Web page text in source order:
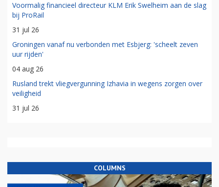
Voormalig financieel directeur KLM Erik Swelheim aan de slag
bij ProRail
31 jul 26
Groningen vanaf nu verbonden met Esbjerg: 'scheelt zeven
uur rijden'
04 aug 26
Rusland trekt vliegvergunning Izhavia in wegens zorgen over
veiligheid
31 jul 26
COLUMNS